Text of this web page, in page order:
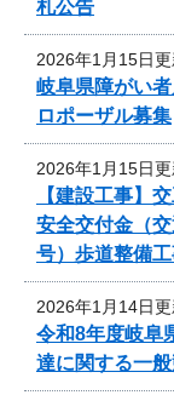
札公告
2026年1月15日
岐阜県障がい
ロポーザル募集
2026年1月15日
【建設工事】
安全交付金（
号）歩道整備
2026年1月14日
令和8年度岐阜
達に関する一